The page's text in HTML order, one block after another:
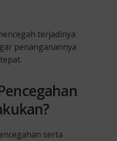
terjadinya
penanganannya
serta